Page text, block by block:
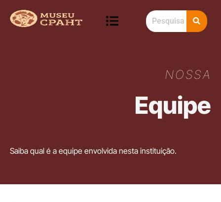
NOSSA
Equipe
Saiba qual é a equipe envolvida nesta instituição.